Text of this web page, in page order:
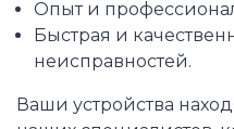
Опыт и
Быстрая и
неисправностей.
Ваши устройства